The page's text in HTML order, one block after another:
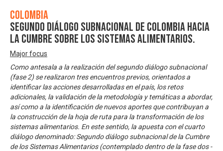
Colombia
Segundo Diálogo Subnacional de Colombia hacia
la Cumbre sobre los Sistemas Alimentarios.
Major focus
Como antesala a la realización del segundo diálogo subnacional
(fase 2) se realizaron tres encuentros previos, orientados a
identificar las acciones desarrolladas en el país, los retos
adicionales, la validación de la metodología y temáticas a abordar,
así como a la identificación de nuevos aportes que contribuyan a
la construcción de la hoja de ruta para la transformación de los
sistemas alimentarios. En este sentido, la apuesta con el cuarto
diálogo denominado: Segundo diálogo subnacional de la Cumbre
de los Sistemas Alimentarios (contemplado dentro de la fase dos -